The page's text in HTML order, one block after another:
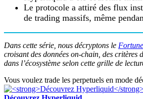
Le protocole a attiré des flux
de trading massifs, même
Dans cette série, nous décryptons le
croisant des données on-chain, des
dans l’écosystème selon cette grille de
Vous voulez trade les perpetuels en mode